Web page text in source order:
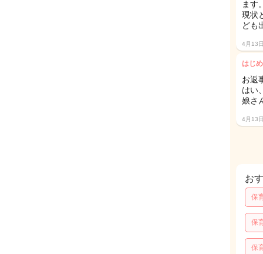
ます
現状
ども
4月13
はじ
お返
はい
娘さ
4月13
お
保
保
保